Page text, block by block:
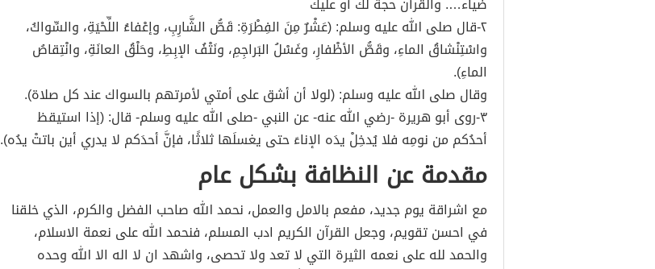
٢-قال صلى الله عليه وسلم: (عَشْرٌ مِنَ الفِطْرَةِ: قَصُّ الشَّارِبِ، وإعْفاءُ اللِّحْيَةِ، والسِّواكُ،
واسْتِنْشاقُ الماءِ، وقَصُّ الأظْفارِ، وغَسْلُ البَراجِمِ، ونَتْفُ الإبِطِ، وحَلْقُ العانَةِ، وانْتِقاصُ
الماءِ).
وقال صلى الله عليه وسلم: (لولا أن أشق على أمتي لأمرتهم بالسواك عند كل صلاة).
٣-روى أبو هريرة -رضي الله عنه- عن النبي -صلى الله عليه وسلم- قال: (إذا استيقظ
أحدُكم من نومِه فلا يُدخِلْ يدَه الإناءَ حتى يغسلَها ثلاثًا، فإنَّ أحدَكم لا يدري أين باتتْ يدُه).
مقدمة عن النظافة بشكل عام
مع اشراقة يوم جديد، مفعم بالامل والعمل، نحمد الله صاحب الفضل والكرم، الذي خلقنا
في احسن تقويم، وجعل القرآن الكريم ادب المسلم، فنحمد الله على نعمة الاسلام،
والحمد لله على نعمه الثيرة التي لا تعد ولا تحصى، واشهد ان لا اله الا الله وحده